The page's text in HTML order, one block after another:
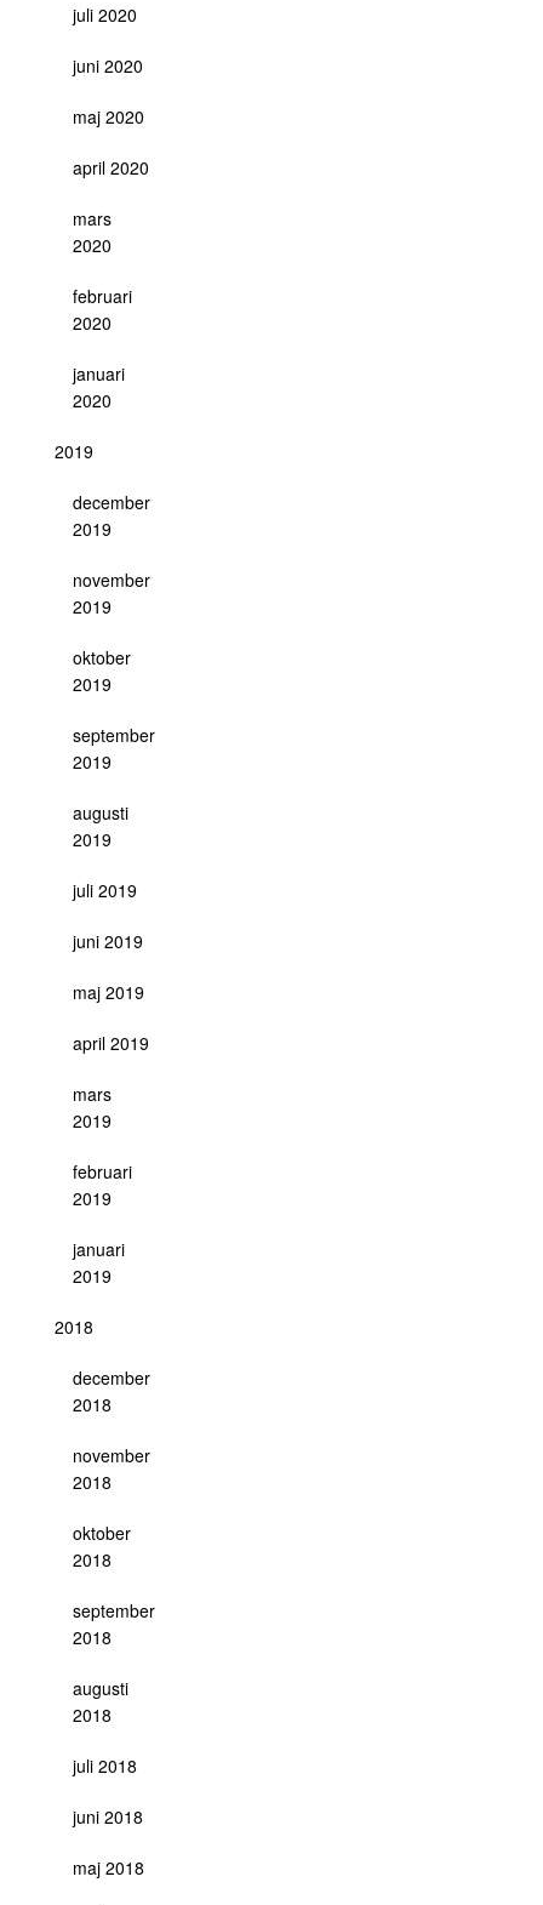
juli 2020
juni 2020
maj 2020
april 2020
mars
2020
februari
2020
januari
2020
2019
december
2019
november
2019
oktober
2019
september
2019
augusti
2019
juli 2019
juni 2019
maj 2019
april 2019
mars
2019
februari
2019
januari
2019
2018
december
2018
november
2018
oktober
2018
september
2018
augusti
2018
juli 2018
juni 2018
maj 2018